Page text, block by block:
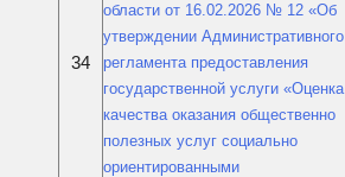
34
области от 16.02.2026 № 12 «Об
утверждении Административного
регламента предоставления
государственной услуги «Оценка
качества оказания общественно
полезных услуг социально
ориентированными